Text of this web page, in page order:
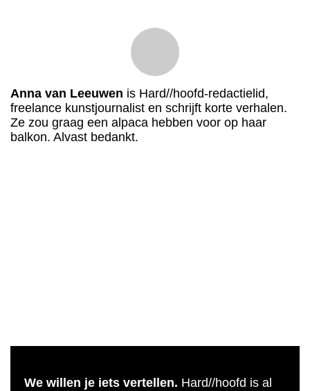
Anna van Leeuwen is Hard//hoofd-redactielid,
freelance kunstjournalist en schrijft korte verhalen.
Ze zou graag een alpaca hebben voor op haar
balkon. Alvast bedankt.
We willen je iets vertellen. Hard//hoofd is al